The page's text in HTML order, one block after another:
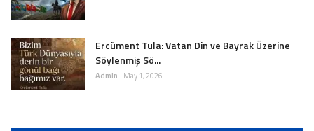
Ercüment Tula: Vatan Din ve Bayrak Üzerine
Söylenmiş Sö...
Admin May 1, 2026